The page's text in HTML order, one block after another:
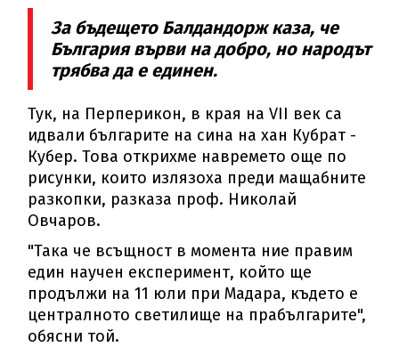
За бъдещето Балдандорж каза, че
България върви на добро, но народът
трябва да е единен.
Тук, на Перперикон, в края на VII век са
идвали българите на сина на хан Кубрат -
Кубер. Това открихме навремето още по
рисунки, които излязоха преди мащабните
разкопки, разказа проф. Николай
Овчаров.
"Така че всъщност в момента ние правим
един научен експеримент, който ще
продължи на 11 юли при Мадара, където е
централното светилище на прабългарите",
обясни той.